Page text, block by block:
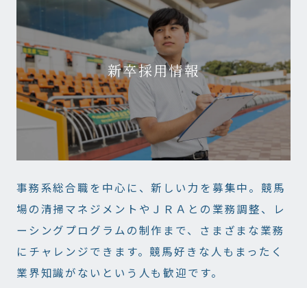
新卒採用情報
事務系総合職を中心に、新しい力を募集中。競馬
場の清掃マネジメントやＪＲＡとの業務調整、レ
ーシングプログラムの制作まで、さまざまな業務
にチャレンジできます。競馬好きな人もまったく
業界知識がないという人も歓迎です。